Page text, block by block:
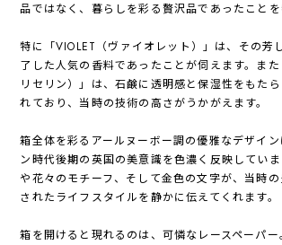
品ではなく、暮らしを彩る贅沢品であったことを
特に「VIOLET（ヴァイオレット）」は、その芳
了した人気の香料であったことが伺えます。また
リセリン）」は、石鹸に透明感と保湿性をもた
れており、当時の技術の高さがうかがえます。
箱全体を彩るアールヌーボー調の優雅なデザイ
ン時代後期の英国の美意識を色濃く反映してい
や花々のモチーフ、そして金色の文字が、当時
されたライフスタイルを静かに伝えてくれます。
箱を開けると現れるのは、可憐なレースペーパ